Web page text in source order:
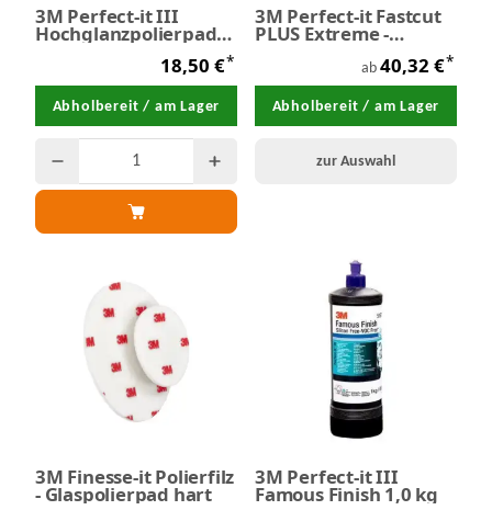
3M Perfect-it III
Hochglanzpolierpad
genoppt Ø 150 mm
18,50 €*
Abholbereit / am Lager
3M Perfect-it Fastcut
PLUS Extreme -
ab 40,32 €*
Abholbereit / am Lager
zur Auswahl
3M Finesse-it Polierfilz
- Glaspolierpad hart
3M Perfect-it III
Famous Finish 1,0 kg